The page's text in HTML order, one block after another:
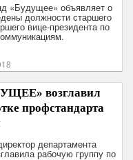
«Будущее» объявляет о
должности старшего
вице-президента по
возглавил
профстандарта
департамента
рабочую группу по